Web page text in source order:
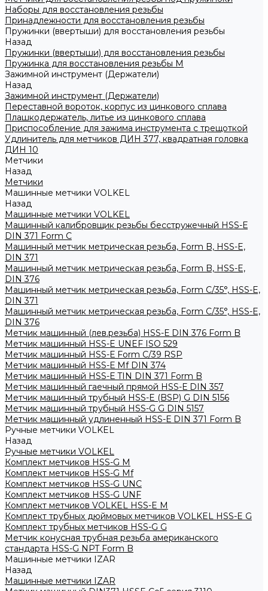
Наборы для восстановления резьбы
Принадлежности для восстановления резьбы
Пружинки (ввертыши) для восстановления резьбы
Назад
Пружинки (ввертыши) для восстановления резьбы
Пружинка для восстановления резьбы M
Зажимной инструмент (Держатели)
Назад
Зажимной инструмент (Держатели)
Переставной вороток, корпус из цинкового сплава
Плашкодержатель, литье из цинкового сплава
Приспособление для зажима инструмента с трещоткой
Удлинитель для метчиков ДИН 377, квадратная головка
ДИН 10
Метчики
Назад
Метчики
Машинные метчики VOLKEL
Назад
Машинные метчики VOLKEL
Машинный калибровщик резьбы бесстружечный HSS-Е
DIN 371 Form C
Машинный метчик метрическая резьба, Form B, HSS-E,
DIN 371
Машинный метчик метрическая резьба, Form B, HSS-E,
DIN 376
Машинный метчик метрическая резьба, Form С/35°, HSS-E,
DIN 371
Машинный метчик метрическая резьба, Form С/35°, HSS-E,
DIN 376
Метчик машинный (лев.резьба) HSS-Е DIN 376 Form B
Метчик машинный HSS-E UNEF ISO 529
Метчик машинный HSS-Е Form C/39 RSP
Метчик машинный HSS-Е Mf DIN 374
Метчик машинный HSS-Е TIN DIN 371 Form B
Метчик машинный гаечный прямой HSS-Е DIN 357
Метчик машинный трубный HSS-E (BSP) G DIN 5156
Метчик машинный трубный HSS-G G DIN 5157
Метчик машинный удлиненный HSS-Е DIN 371 Form B
Ручные метчики VOLKEL
Назад
Ручные метчики VOLKEL
Комплект метчиков HSS-G M
Комплект метчиков HSS-G Mf
Комплект метчиков HSS-G UNC
Комплект метчиков HSS-G UNF
Комплект метчиков VOLKEL HSS-E M
Комплект трубных дюймовых метчиков VOLKEL HSS-E G
Комплект трубных метчиков HSS-G G
Метчик конусная трубная резьба американского
стандарта HSS-G NPT Form B
Машинные метчики IZAR
Назад
Машинные метчики IZAR